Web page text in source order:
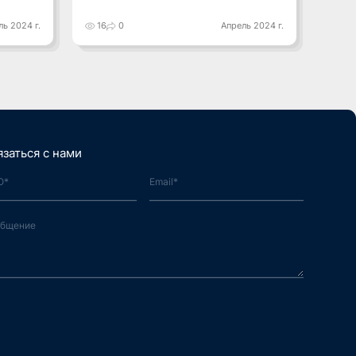
2024 г. 16 0 Апрель 2024 г.
с нами